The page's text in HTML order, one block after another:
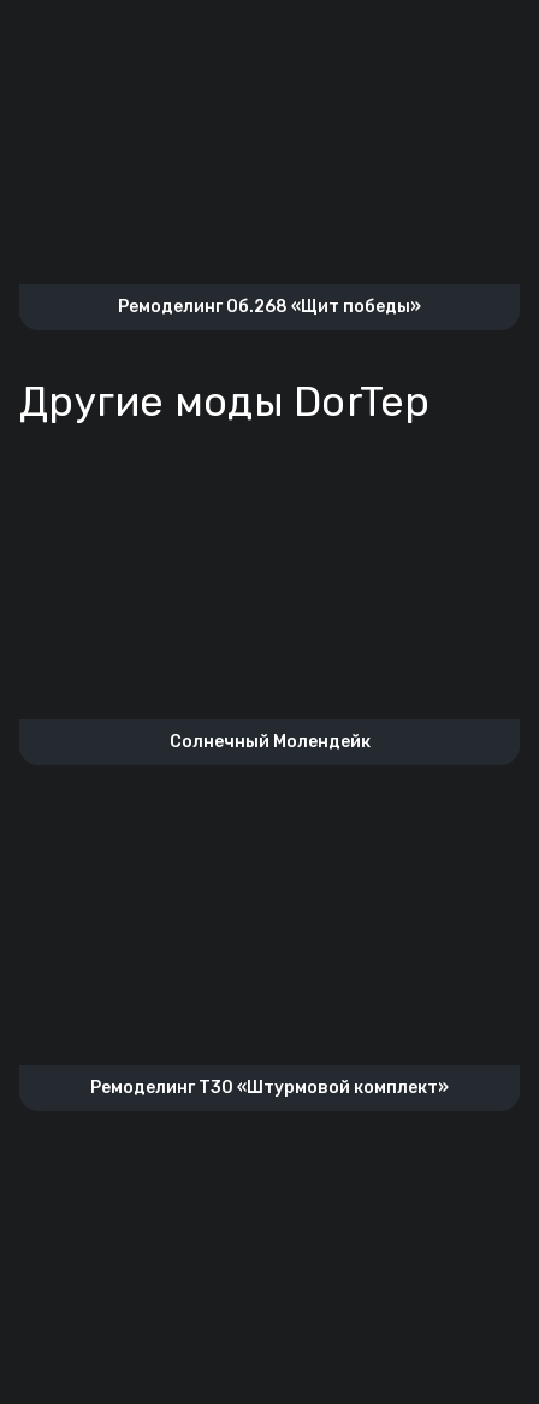
Ремоделинг Об.268 «Щит победы»
Другие моды DorTep
Солнечный Молендейк
Ремоделинг T30 «Штурмовой комплект»